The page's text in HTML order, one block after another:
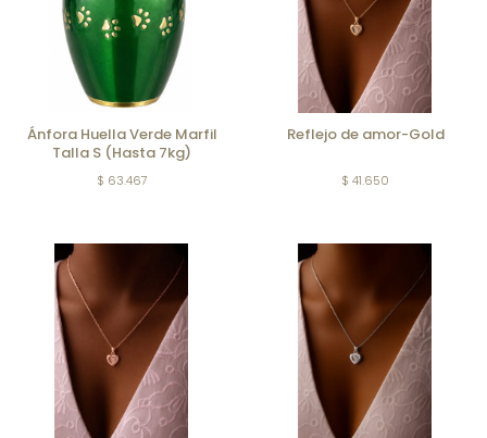
Ánfora Huella Verde Marfil
Talla S (Hasta 7kg)
$ 63.467
Reflejo de amor-Gold
$ 41.650